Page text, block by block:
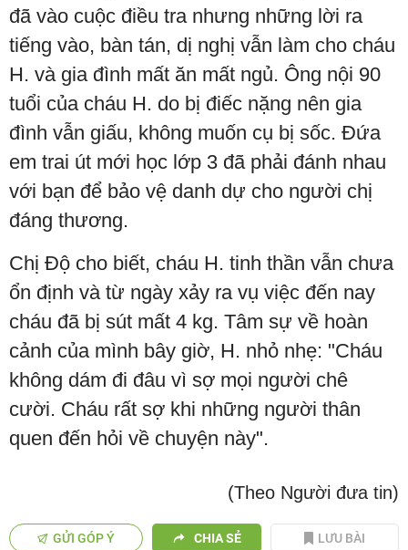
đã vào cuộc điều tra nhưng những lời ra
tiếng vào, bàn tán, dị nghị vẫn làm cho cháu
H. và gia đình mất ăn mất ngủ. Ông nội 90
tuổi của cháu H. do bị điếc nặng nên gia
đình vẫn giấu, không muốn cụ bị sốc. Đứa
em trai út mới học lớp 3 đã phải đánh nhau
với bạn để bảo vệ danh dự cho người chị
đáng thương.
Chị Độ cho biết, cháu H. tinh thần vẫn chưa
ổn định và từ ngày xảy ra vụ việc đến nay
cháu đã bị sút mất 4 kg. Tâm sự về hoàn
cảnh của mình bây giờ, H. nhỏ nhẹ: "Cháu
không dám đi đâu vì sợ mọi người chê
cười. Cháu rất sợ khi những người thân
quen đến hỏi về chuyện này".
(Theo Người đưa tin)
GỬI GÓP Ý CHIA SẺ LƯU BÀI